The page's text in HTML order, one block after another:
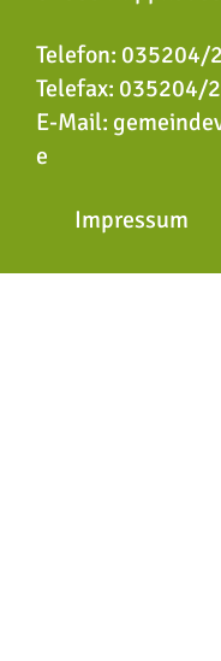
Telefon: 035204/
Telefax: 035204/
E-Mail:
e
Impressum